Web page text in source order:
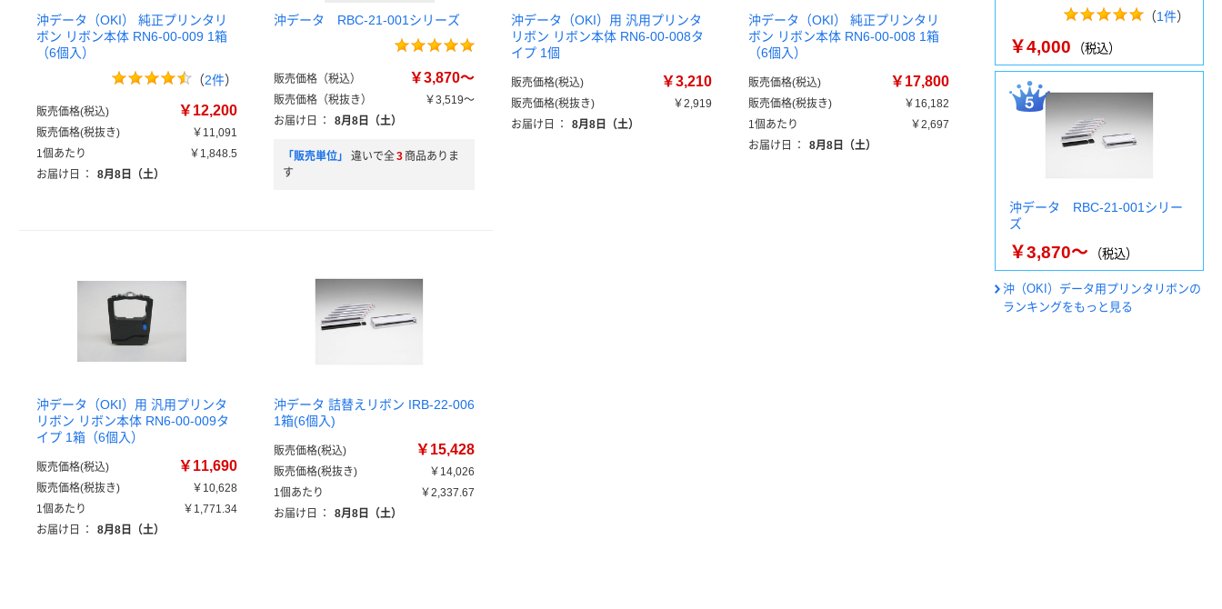
沖データ（OKI） 純正プリンタリ
ボン リボン本体 RN6-00-009 1箱
（6個入）
（2件）
販売価格(税込) ￥12,200
販売価格(税抜き)
￥11,091
1個あたり
￥1,848.5
お届け日
： 8月8日（土）
沖データ RBC-21-001シリーズ
販売価格（税込） ￥3,870～
販売価格（税抜き）
￥3,519～
お届け日
： 8月8日（土）
「販売単位」 違いで全3 商品ありま
す
沖データ（OKI）用 汎用プリンタ
リボン リボン本体 RN6-00-008タ
イプ 1個
販売価格(税込) ￥3,210
販売価格(税抜き)
￥2,919
お届け日
： 8月8日（土）
沖データ（OKI） 純正プリンタリ
ボン リボン本体 RN6-00-008 1箱
（6個入）
販売価格(税込) ￥17,800
販売価格(税抜き)
￥16,182
1個あたり
￥2,697
お届け日
： 8月8日（土）
沖データ（OKI）用 汎用プリンタ
リボン リボン本体 RN6-00-009タ
イプ 1箱（6個入）
販売価格(税込) ￥11,690
販売価格(税抜き)
￥10,628
1個あたり
￥1,771.34
お届け日
： 8月8日（土）
沖データ 詰替えリボン IRB-22-006
1箱(6個入)
販売価格(税込) ￥15,428
販売価格(税抜き)
￥14,026
1個あたり
￥2,337.67
お届け日
： 8月8日（土）
（1件）
￥4,000 （税込）
沖データ RBC-21-001シリー
ズ
￥3,870～ （税込）
沖（OKI）データ用プリンタリボンの
ランキングをもっと見る